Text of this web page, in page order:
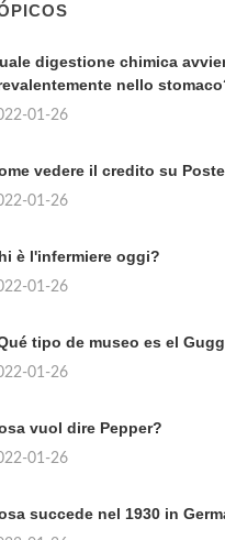
digestione chimica
nello
01-26
vedere il credito su
01-26
è l'infermiere oggi?
01-26
tipo de museo es el
01-26
vuol dire Pepper?
01-26
succede nel 1930 in